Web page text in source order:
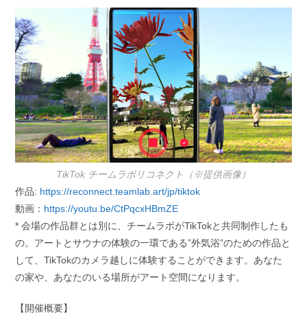
TikTok チームラボリコネクト（※提供画像）
作品: https://reconnect.teamlab.art/jp/tiktok
動画： https://youtu.be/CtPqcxHBmZE
* 会場の作品群とは別に、チームラボがTikTokと共同制作したも
の。アートとサウナの体験の一環である”外気浴”のための作品と
して、TikTokのカメラ越しに体験することができます。あなた
の家や、あなたのいる場所がアート空間になります。
【開催概要】